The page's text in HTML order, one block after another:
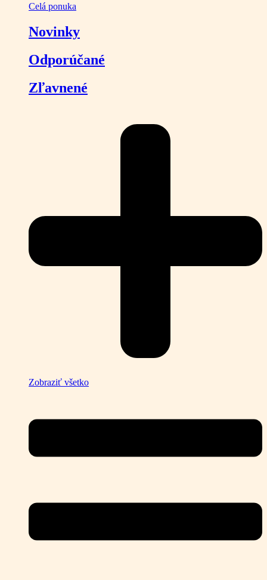
Celá ponuka
Novinky
Odporúčané
Zľavnené
Zobraziť všetko